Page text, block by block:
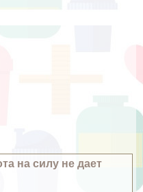
на силу не дает